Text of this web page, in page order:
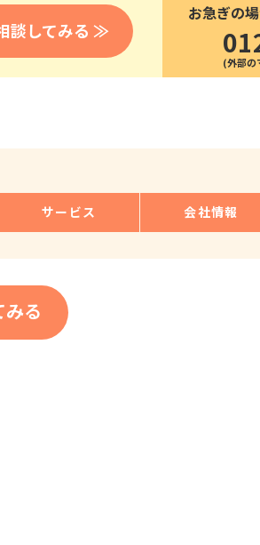
IT
営業
貿易
談してみる ≫
お急ぎの
サービス 会社情報
る